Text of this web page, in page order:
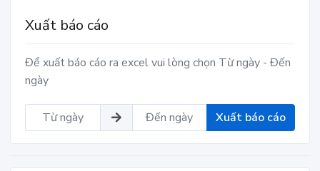
Xuất báo cáo
Để xuất báo cáo ra excel vui lòng chọn Từ ngày - Đến
ngày
Xuất báo cáo